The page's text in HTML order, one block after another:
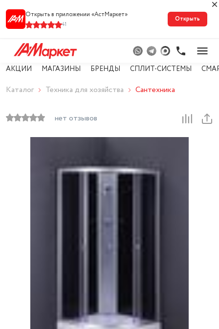
Открыть в приложении «АстМарке‪т‬»
41
Открыть
АКЦИИ МАГАЗИНЫ БРЕНДЫ СПЛИТ-СИСТЕМЫ
Каталог Техника для хозяйства Сантехника
нет отзывов